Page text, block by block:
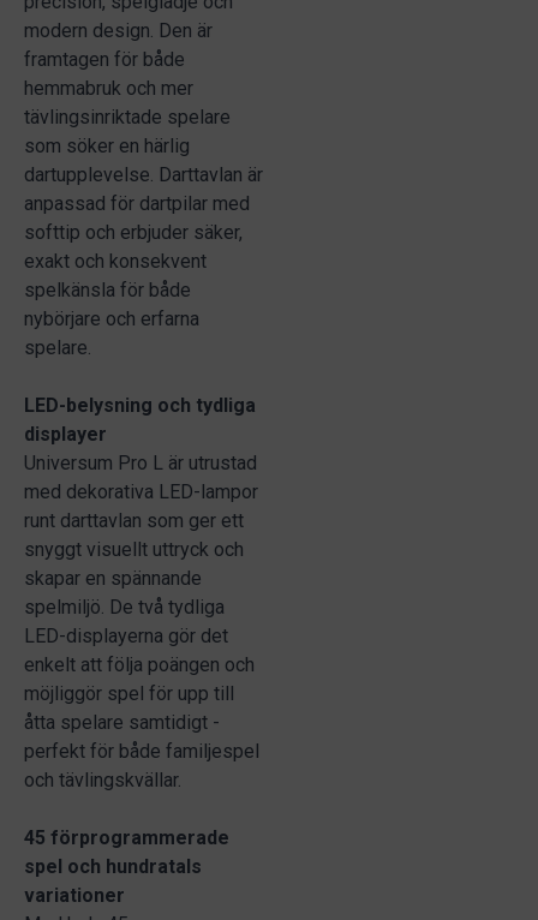
modern design. Den är
framtagen för både
hemmabruk och mer
tävlingsinriktade spelare
som söker en härlig
dartupplevelse. Darttavlan är
anpassad för dartpilar med
softtip och erbjuder säker,
exakt och konsekvent
spelkänsla för både
nybörjare och erfarna
spelare.
LED-belysning och tydliga
displayer
Universum Pro L är utrustad
med dekorativa LED-lampor
runt darttavlan som ger ett
snyggt visuellt uttryck och
skapar en spännande
spelmiljö. De två tydliga
LED-displayerna gör det
enkelt att följa poängen och
möjliggör spel för upp till
åtta spelare samtidigt -
perfekt för både familjespel
och tävlingskvällar.
45 förprogrammerade
spel och hundratals
variationer